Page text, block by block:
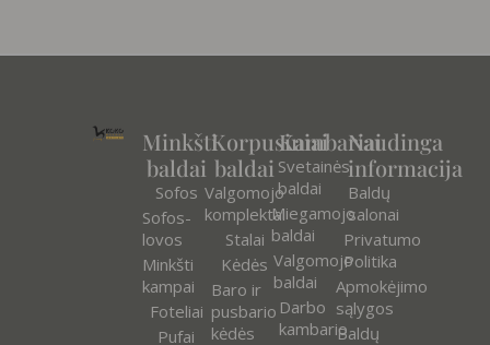
Minkšti
baldai
Sofos
Sofos-
lovos
Minkšti
kampai
Foteliai
Pufai
Korpusiniai
baldai
Valgomojo
komplektai
Stalai
Kėdės
Baro ir
pusbario
kėdės
Kambariai
Svetainės
baldai
Miegamojo
baldai
Valgomojo
baldai
Darbo
kambario
Naudinga
informacija
Baldų
salonai
Privatumo
Politika
Apmokėjimo
sąlygos
Baldų